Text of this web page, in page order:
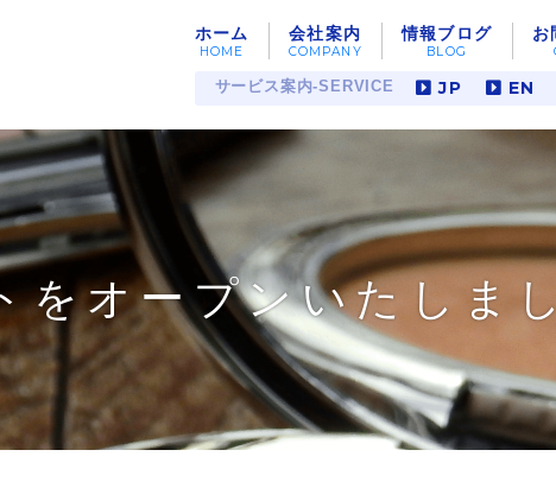
ホーム 会社案内 情報ブログ お
サービス案内-SERVICE JP EN
をオープンいたしま